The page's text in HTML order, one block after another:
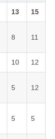
13 15
8 11
10 12
5 12
5 5